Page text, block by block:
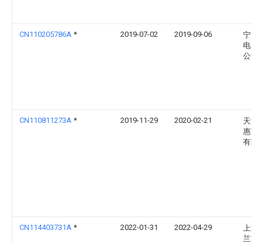
CN110205786A * 2019-07-02 2019-09-06
宁波
电器
公司
CN110811273A * 2019-11-29 2020-02-21
天津
惠宝
有限
CN114403731A * 2022-01-31 2022-04-29
上海
兰家